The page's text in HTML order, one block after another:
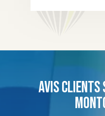
AVIS CLIENTS